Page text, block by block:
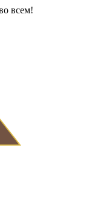
всем!